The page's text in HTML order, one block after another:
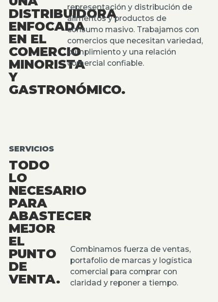
DISTRIBUIDORA
ENFOCADA
EN EL
COMERCIO
MINORISTA
Y
GASTRONÓMICO.
representación y distribución de
alimentos y productos de
consumo masivo. Trabajamos con
comercios que necesitan variedad,
cumplimiento y una relación
comercial confiable.
SERVICIOS
TODO
LO
NECESARIO
PARA
ABASTECER
MEJOR
EL
PUNTO
DE
VENTA.
Combinamos fuerza de ventas,
portafolio de marcas y logística
comercial para comprar con
claridad y reponer a tiempo.